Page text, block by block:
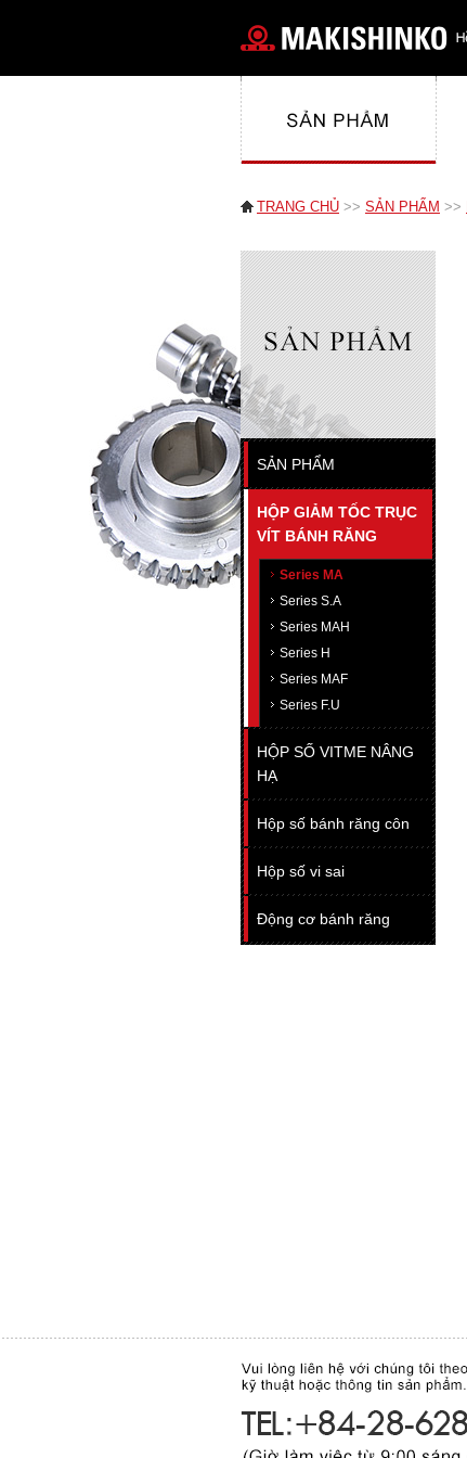
TRANG CHỦ >> SẢN PHẨM >>
SẢN PHẨM
HỘP GIẢM TỐC TRỤC
VÍT BÁNH RĂNG
Series MA
Series S.A
Series MAH
Series H
Series MAF
Series F.U
HỘP SỐ VITME NÂNG
HẠ
Hộp số bánh răng côn
Hộp số vi sai
Động cơ bánh răng